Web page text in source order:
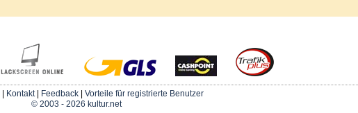
Kontakt| Feedback| Vorteile für registrierte Benutzer
© 2003 - 2026 kultur.net